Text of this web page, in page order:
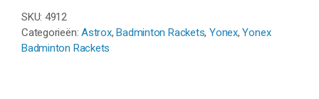
BLACK
/
SILVER
SKU: 4912
Categorieën:Astrox, Badminton Rackets,Yonex,Yonex
Badminton Rackets